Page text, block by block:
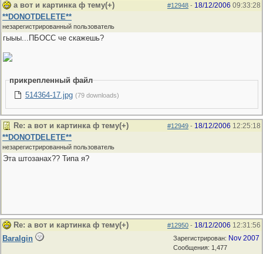
#12948 - 18/12/2006 09:33:28
а вот и картинка ф тему(+)
**DONOTDELETE**
незарегистрированный пользователь
гыыы...ПБОСС че скажешь?
прикрепленный файл
514364-17.jpg (79 downloads)
#12949 - 18/12/2006 12:25:18
Re: а вот и картинка ф тему(+)
**DONOTDELETE**
незарегистрированный пользователь
Эта штозанах?? Типа я?
#12950 - 18/12/2006 12:31:56
Re: а вот и картинка ф тему(+)
Зарегистрирован: Nov 2007
Сообщения: 1,477
Baralgin